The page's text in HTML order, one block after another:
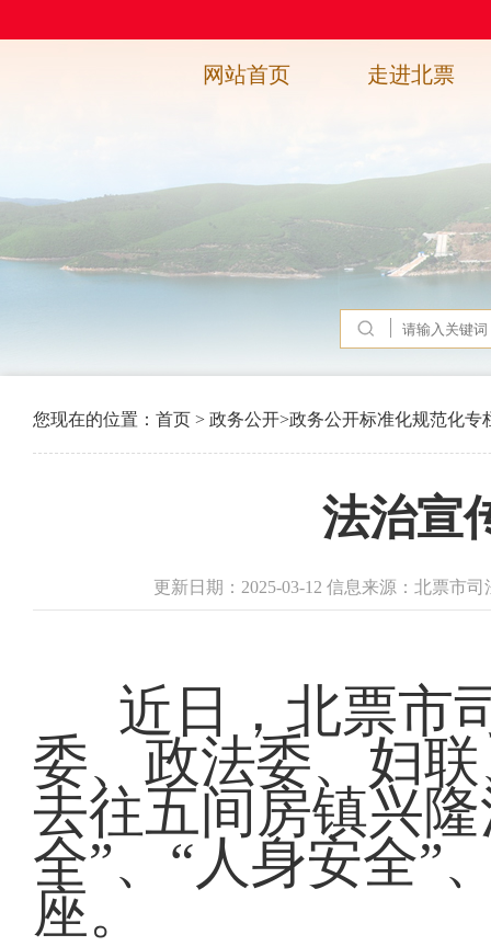
网站首页 走进北票
您现在的位置： 首页 > 政务公开>政务公开标准化规范化专
法治宣
更新日期：2025-03-12 信息来源：北票市
近日，北票市
委、政法委、妇
去往五间房镇兴
全”、“人身安全”
座。